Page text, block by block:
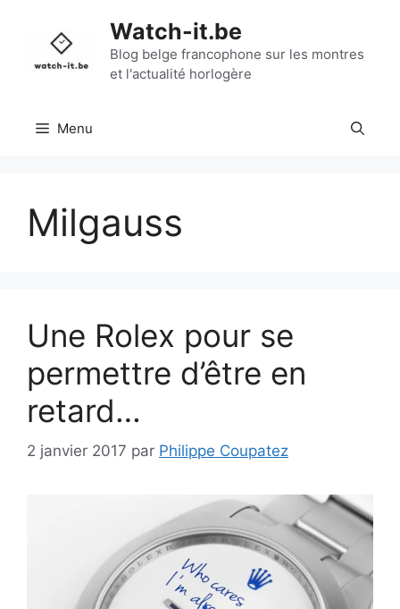
contenu
Watch-it.be
Blog belge francophone sur les montres
et l'actualité horlogère
Menu
Milgauss
Une Rolex pour se
permettre d’être en
retard…
2 janvier 2017 par Philippe Coupatez